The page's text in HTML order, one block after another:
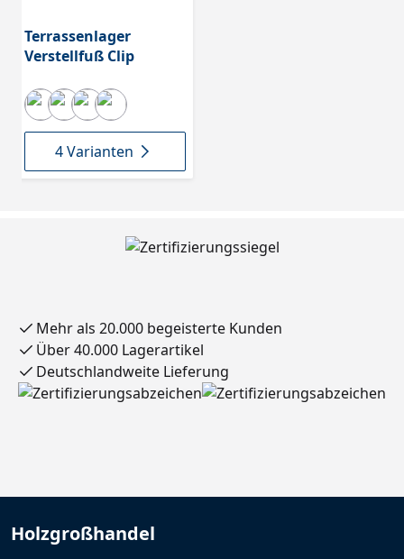
Terrassenlager
Verstellfuß Clip
4 Varianten
Mehr als 20.000 begeisterte Kunden
Über 40.000 Lagerartikel
Deutschlandweite Lieferung
Holzgroßhandel